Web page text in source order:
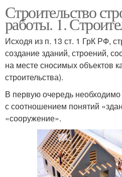
Строительство
работы. 1.
Исходя из п. 13 ст. 1 ГрК РФ,
создание зданий, строений,
на месте сносимых объектов
строительства).
В первую очередь необходимо
с соотношением понятий
«сооружение».